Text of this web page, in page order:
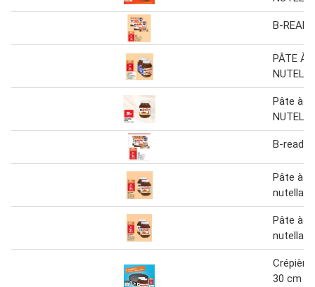
B-
PÂTE À
Pâte à
B-ready
Pâte à
nutella
Pâte à
nutella
30 cm